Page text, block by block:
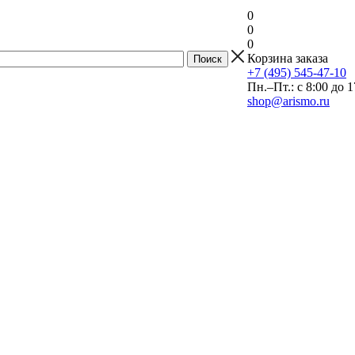
0
0
0
Корзина заказа
+7 (495) 545-47-10
Пн.–Пт.: с 8:00 до
shop@arismo.ru